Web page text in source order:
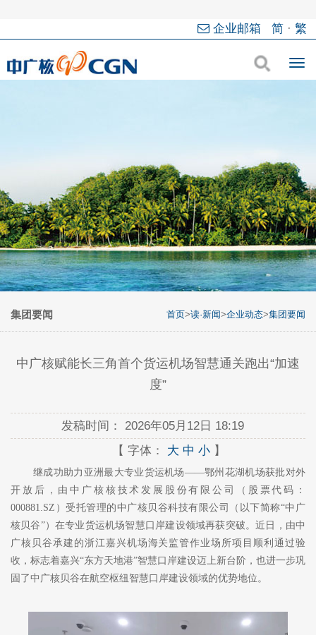
企业邮箱 简· 繁
首页>读·新闻>企业动态>集团要闻
集团要闻
中广核赋能长三角首个货运机场智慧通关跑出“加速
度”
发稿时间： 2026年05月12日 18:19
【 字体： 大 中 小】
继成功助力亚洲最大专业货运机场——鄂州花湖机场获批对外
开放后，由中广核核技术发展股份有限公司（股票代码：
000881.SZ）受托管理的中广核贝谷科技有限公司（以下简称“中广
核贝谷”）在专业货运机场智慧口岸建设领域再获突破。近日，由中
广核贝谷承建的浙江嘉兴机场海关监管作业场所项目顺利通过验
收，标志着嘉兴“东方天地港”智慧口岸建设迈上新台阶，也进一步巩
固了中广核贝谷在航空枢纽智慧口岸建设领域的优势地位。